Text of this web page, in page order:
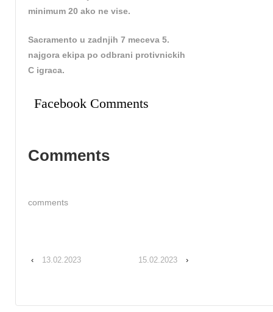
minimum 20 ako ne vise.
Sacramento u zadnjih 7 meceva 5.
najgora ekipa po odbrani protivnickih
C igraca.
Facebook Comments
Comments
comments
‹ 13.02.2023 15.02.2023 ›